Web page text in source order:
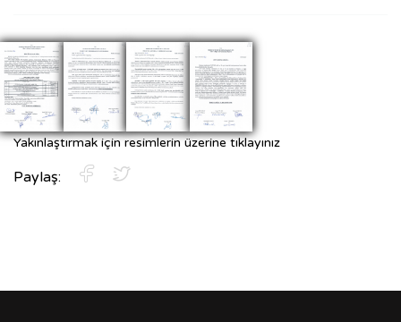
Yakınlaştırmak için resimlerin üzerine tıklayınız
Paylaş: